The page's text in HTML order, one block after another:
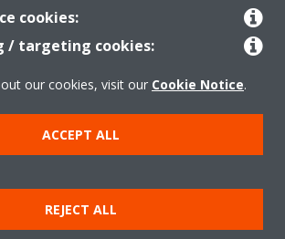
ligjor
Njoftim për kukit
së të dhënave
Etika Korporative
cookies:
/ targeting cookies:
our cookies, visit our Cookie Notice.
ACCEPT ALL
REJECT ALL